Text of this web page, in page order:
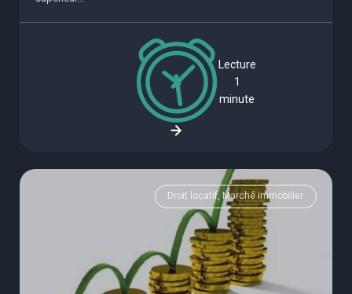
Lecture
1
minute
Droit locatif, Marché immobilier